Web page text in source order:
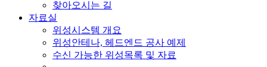
찾아오시는 길
자료실
위성시스템 개요
위성안테나, 헤드엔드 공사 예제
수신 가능한 위성목록 및 자료